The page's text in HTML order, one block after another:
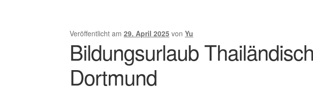
Veröffentlicht am29. April 2025 vonYu
Bildungsurlaub
Dortmund